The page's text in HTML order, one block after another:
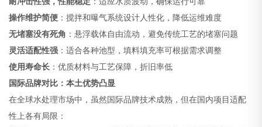
操作维护简便 ：搅拌和曝气系统设计人性化，降低运维难度
无堵塞没有死角 ：悬浮载体自由流动，避免传统工艺的堵塞问题
灵活适配性强 ：适合各种池型，填料填充率可根据需求调整
使用寿命长 ：优质材料与工艺保障，折旧率低
国际品牌对比：本土优势凸显
在全球水处理市场中，虽然国际品牌技术成熟，但在国内项目适配
性上各有局限：